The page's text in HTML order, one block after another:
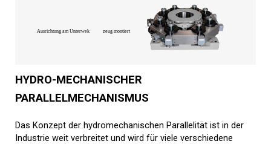
HYDRO-MECHANISCHER
PARALLELMECHANISMUS
Das Konzept der hydromechanischen Parallelität ist in der
Industrie weit verbreitet und wird für viele verschiedene